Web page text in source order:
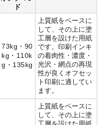
ド
73kg
90
kg
110k
g
135kg
上質紙をベースに
して、その上に塗
工層を設けた用紙
です。印刷インキ
の着肉性・濃度・
光沢・網点の再現
性が良くオフセッ
ト印刷に適してい
ます。
上質紙をベースに
して、その上に塗